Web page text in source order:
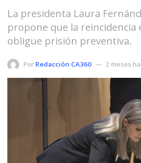
La presidenta Laura
propone que la reincidencia
obligue prisión preventiva.
Por Redacción CA360 2 meses